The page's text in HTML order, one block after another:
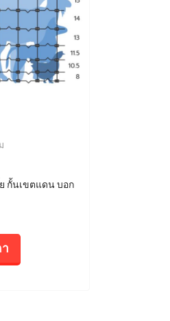
กั้นเขตแดน บอก